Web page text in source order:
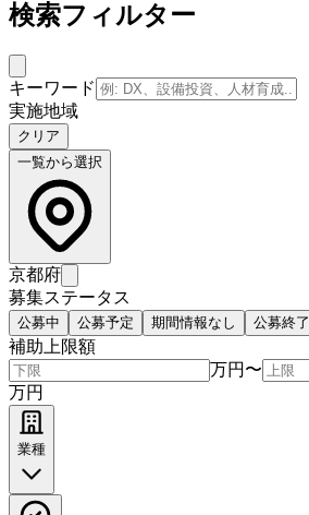
検索フィルター
キーワード
実施地域
クリア
一覧から選択
京都府
募集ステータス
公募中 公募予定 期間情報なし 公募終了
補助上限額
万円 〜
万円
業種